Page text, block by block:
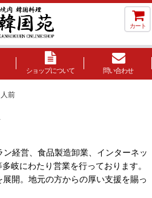
カート
ショップについて 問い合わせ
前
経営、食品製造卸業、インターネッ
岐にわたり営業を行っております。
開。地元の方からの厚い支援を賜っ